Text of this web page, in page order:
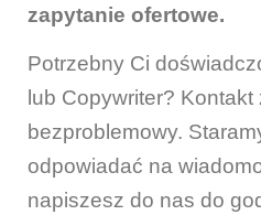
zapytanie ofertowe.
Potrzebny Ci
lub Copywriter? Kontakt
bezproblemowy.
odpowiadać na
napiszesz do nas do